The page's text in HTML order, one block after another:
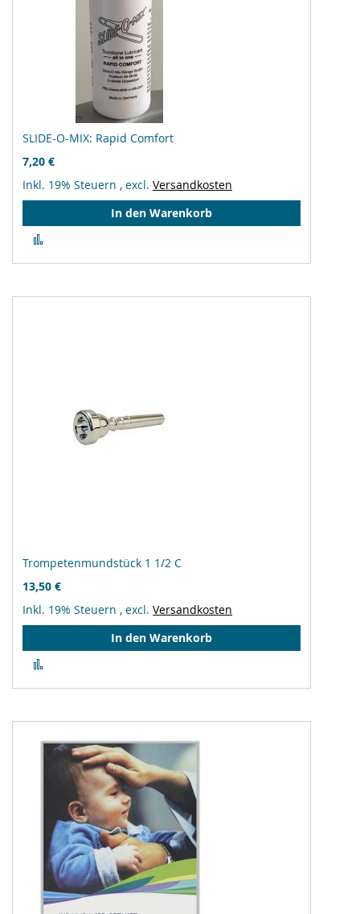
SLIDE-O-MIX: Rapid Comfort
7,20 €
Inkl. 19% Steuern , excl. Versandkosten
In den Warenkorb
hinzufügen
Trompetenmundstück 1 1/2 C
13,50 €
Inkl. 19% Steuern , excl. Versandkosten
In den Warenkorb
hinzufügen